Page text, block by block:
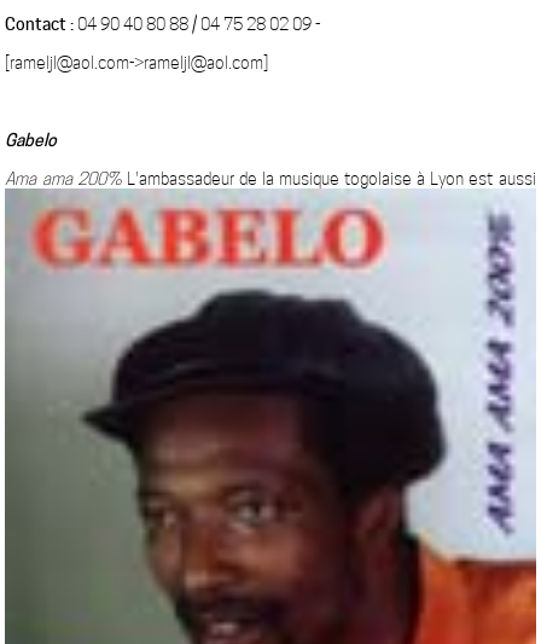
Contact : 04 90 40 80 88 / 04 75 28 02 09 -
[rameljl@aol.com->rameljl@aol.com]
Gabelo
Ama ama 200%
L'ambassadeur de la musique togolaise à Lyon est aussi